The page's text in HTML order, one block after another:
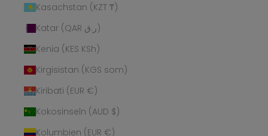
Kasachstan (KZT ₸)
Katar (QAR ر.ق)
Kenia (KES KSh)
Kirgisistan (KGS som)
Kiribati (EUR €)
Kokosinseln (AUD $)
Kolumbien (EUR €)